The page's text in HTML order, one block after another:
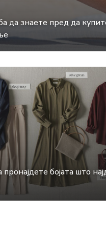
да знаете пред да
пронајдете бојата што